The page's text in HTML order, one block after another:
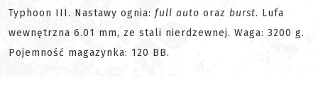
Typhoon III. Nastawy ognia: full auto oraz burst. Lufa
wewnętrzna 6.01 mm, ze stali nierdzewnej. Waga: 3200 g.
Pojemność magazynka: 120 BB.